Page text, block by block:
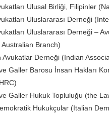
Ulusal Birliği, Filipinler
Uluslararası Derneği
Uluslararası Derneği –
Australian Branch)
Avukatlar Derneği (Indian
Galler Barosu İnsan Hakları
Galler Hukuk Topluluğu (the
Hukukçular (Italian